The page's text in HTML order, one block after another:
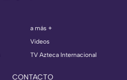
a más +
Videos
TV Azteca Internacional
CONTACTO